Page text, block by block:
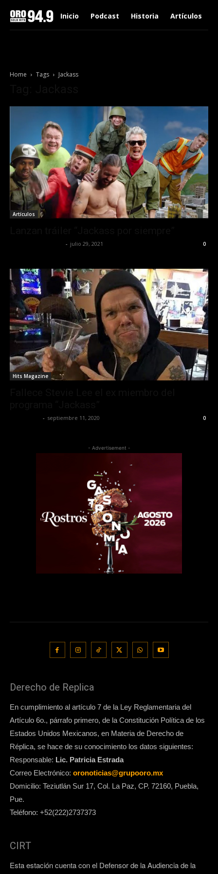
Inicio Podcast Historia Artículos
Home Tags Jackass
Artículos
- julio 29, 2021 0
Hits Magazine
- septiembre 11, 2020 0
- Advertisement -
Derecho de Replica
En cumplimiento al artículo 7 de la Ley Reglamentaria del
Artículo 6o., párrafo primero, de la Constitución Política de los
Estados Unidos Mexicanos, en Materia de Derecho de
Réplica, se hace de su conocimiento los datos siguientes:
Responsable: Lic. Patricia Estrada
Correo Electrónico: oronoticias@grupooro.mx
Domicilio: Teziutlán Sur 17, Col. La Paz, CP. 72160, Puebla,
Pue.
Teléfono: +52(222)2737373
CIRT
Esta estación cuenta con el Defensor de la Audiencia de la